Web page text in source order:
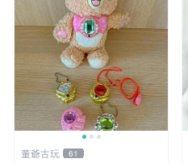
董爺古玩 61